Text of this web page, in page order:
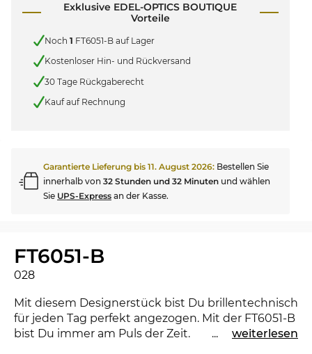
Exklusive EDEL-OPTICS BOUTIQUE
Vorteile
Noch 1 FT6051-B auf Lager
Kostenloser Hin- und Rückversand
30 Tage Rückgaberecht
Kauf auf Rechnung
Garantierte Lieferung bis 11. August 2026: Bestellen Sie
innerhalb von 32 Stunden und 32 Minuten und wählen
Sie UPS-Express an der Kasse.
FT6051-B
028
Mit diesem Designerstück bist Du brillentechnisch
für jeden Tag perfekt angezogen. Mit der FT6051-B
bist Du immer am Puls der Zeit.
... weiterlesen